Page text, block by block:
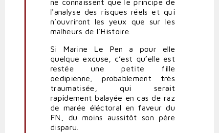
l'analyse des risques réels et qui
n’ouvriront les yeux que sur les
malheurs de l’Histoire.
Si Marine Le Pen a pour elle
quelque excuse, c’est qu’elle est
restée une petite fille
oedipienne, probablement très
traumatisée, qui serait
rapidement balayée en cas de raz
de marée éléctoral en faveur du
FN, du moins aussitôt son père
disparu.